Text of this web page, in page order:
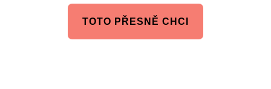
TOTO PŘESNĚ CHCI